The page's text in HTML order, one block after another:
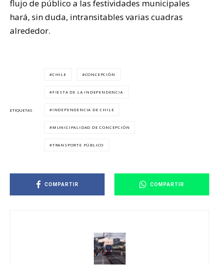
flujo de público a las festividades municipales
hará, sin duda, intransitables varias cuadras
alrededor.
ETIQUETAS
CHILE CONCEPCIÓN
FIESTA DE LA INDEPENDENCIA
INDEPENDENCIA DE CHILE
MUNICIPALIDAD DE CONCEPCIÓN
TRANSPORTE PÚBLICO
COMPARTIR COMPARTIR